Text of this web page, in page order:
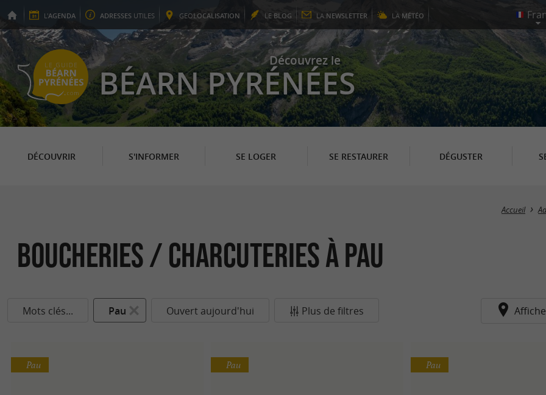
L'AGENDA ADRESSES UTILES GEOLOCALISATION LE BLOG LA NEWSLETTER LA MÉTÉO
Découvrez le
BÉARN PYRÉNÉES
DÉCOUVRIR S'INFORMER SE LOGER SE RESTAURER DÉGUSTER
Accueil
Boucheries / Charcuteries à Pau
Mots clés... Pau Ouvert aujourd'hui Plus de filtres
Pau Pau Pau